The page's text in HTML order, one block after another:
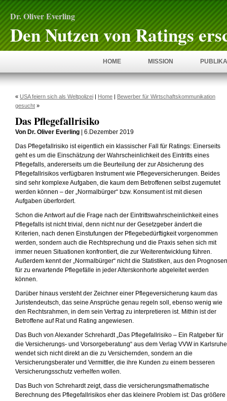
Dr. Oliver Everling
Den Nutzen von Ratings
HOME MISSION
« USA feiern sich als Weltpolizei | Home | Bewerber für Wirtschaftskommunikation
gesucht »
Das Pflegefallrisiko
Von Dr. Oliver Everling | 6.Dezember 2019
Das Pflegefallrisiko ist eigentlich ein klassischer Fall für Ratings: Einerseits
geht es um die Einschätzung der Wahrscheinlichkeit des Eintritts eines
Pflegefalls, andererseits um die Beurteilung der zur Absicherung des
Pflegefallrisikos verfügbaren Instrument wie Pflegeversicherungen. Beides
sind sehr komplexe Aufgaben, die kaum dem Betroffenen selbst zugemutet
werden können – der „Normalbürger“ bzw. Konsument ist mit diesen
Aufgaben überfordert.
Schon die Antwort auf die Frage nach der Eintrittswahrscheinlichkeit eines
Pflegefalls ist nicht trivial, denn nicht nur der Gesetzgeber ändert die
Kriterien, nach denen Einstufungen der Pflegebedürftigkeit vorgenommen
werden, sondern auch die Rechtsprechung und die Praxis sehen sich mit
immer neuen Situationen konfrontiert, die zur Weiterentwicklung führen.
Außerdem kennt der „Normalbürger“ nicht die Statistiken, aus den Prognosen
für zu erwartende Pflegefälle in jeder Alterskonhorte abgeleitet werden
können.
Darüber hinaus versteht der Zeichner einer Pflegeversicherung kaum das
Juristendeutsch, das seine Ansprüche genau regeln soll, ebenso wenig wie
den Rechtsrahmen, in dem sein Vertrag zu interpretieren ist. Mithin ist der
Betroffene auf Rat und Rating angewiesen.
Das Buch von Alexander Schrehardt „Das Pflegefallrisiko – Ein Ratgeber für
die Versicherungs- und Vorsorgeberatung“ aus dem Verlag VVW in Karlsruhe
wendet sich nicht direkt an die zu Versichernden, sondern an die
Versicherungsberater und Vermittler, die ihre Kunden zu einem besseren
Versicherungsschutz verhelfen wollen.
Das Buch von Schrehardt zeigt, dass die versicherungsmathematische
Berechnung des Pflegefallrisikos eher das kleinere Problem ist: Das größere